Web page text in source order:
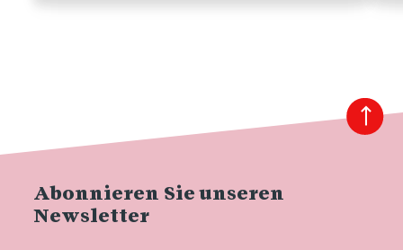
Abonnieren Sie unseren
Newsletter